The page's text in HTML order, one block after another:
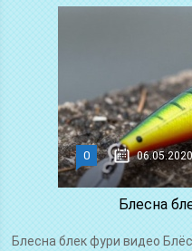
0 06.05.2020
Блесна
Блесна блек фури видео